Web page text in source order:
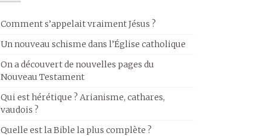
Comment s’appelait vraiment Jésus ?
Un nouveau schisme dans l’Église catholique
On a découvert de nouvelles pages du
Nouveau Testament
Qui est hérétique ? Arianisme, cathares,
vaudois ?
Quelle est la Bible la plus complète ?